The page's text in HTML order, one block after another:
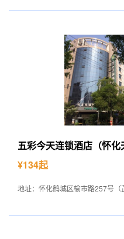
五彩今天连锁酒店（怀化
¥134起
地址：怀化鹤城区榆市路257号（